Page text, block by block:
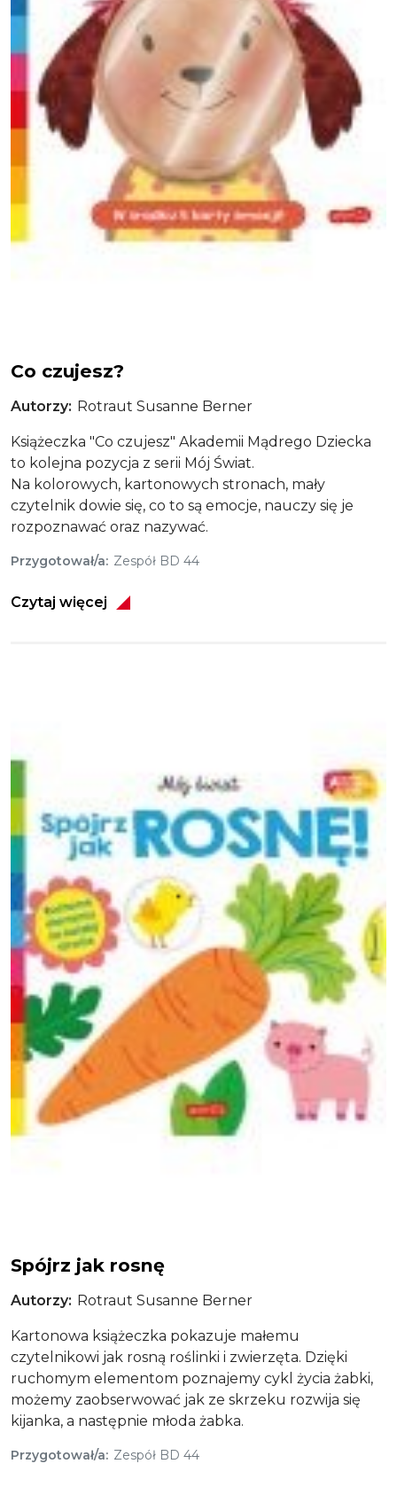
Co czujesz?
Autorzy Rotraut Susanne Berner
Książeczka "Co czujesz" Akademii Mądrego Dziecka
to kolejna pozycja z serii Mój Świat.
Na kolorowych, kartonowych stronach, mały
czytelnik dowie się, co to są emocje, nauczy się je
rozpoznawać oraz nazywać.
Przygotował/a Zespół BD 44
Czytaj więcej
Spójrz jak rosnę
Autorzy Rotraut Susanne Berner
Kartonowa książeczka pokazuje małemu
czytelnikowi jak rosną roślinki i zwierzęta. Dzięki
ruchomym elementom poznajemy cykl życia żabki,
możemy zaobserwować jak ze skrzeku rozwija się
kijanka, a następnie młoda żabka.
Przygotował/a Zespół BD 44